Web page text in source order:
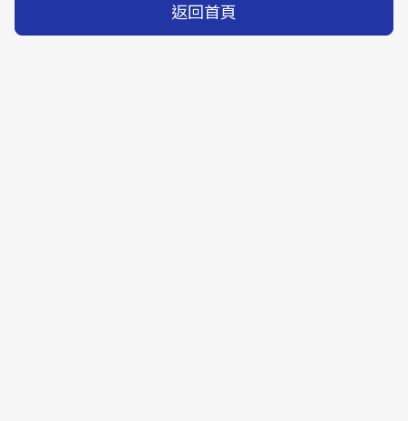
返回首頁